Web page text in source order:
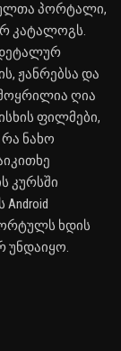
პორტალი,
კატალოგს.
დეტალურ
ჟანრებსა და
ღია
ფილმები,
ნახო
კურსში
ხდის
უნდაიყო.